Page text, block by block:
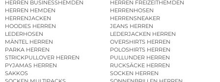
HERREN BUSINESSHEMDEN
HERREN FREIZEITHEMDEN
HERREN HEMDEN
HERRENHOSEN
HERRENJACKEN
HERRENSNEAKER
HOODIES HERREN
JEANS HERREN
LEDERHOSEN
LEDERJACKEN HERREN
MÄNTEL HERREN
OVERSHIRTS HERREN
PARKA HERREN
POLOSHIRTS HERREN
STRICKPULLOVER HERREN
PULLUNDER HERREN
PYJAMAS HERREN
RUCKSÄCKE HERREN
SAKKOS
SOCKEN HERREN